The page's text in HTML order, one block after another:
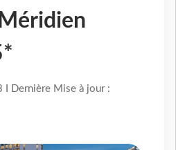
I Dernière Mise à jour :